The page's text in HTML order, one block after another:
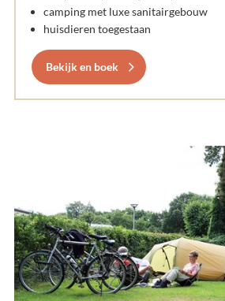
camping met luxe sanitairgebouw
huisdieren toegestaan
Bekijk en boek